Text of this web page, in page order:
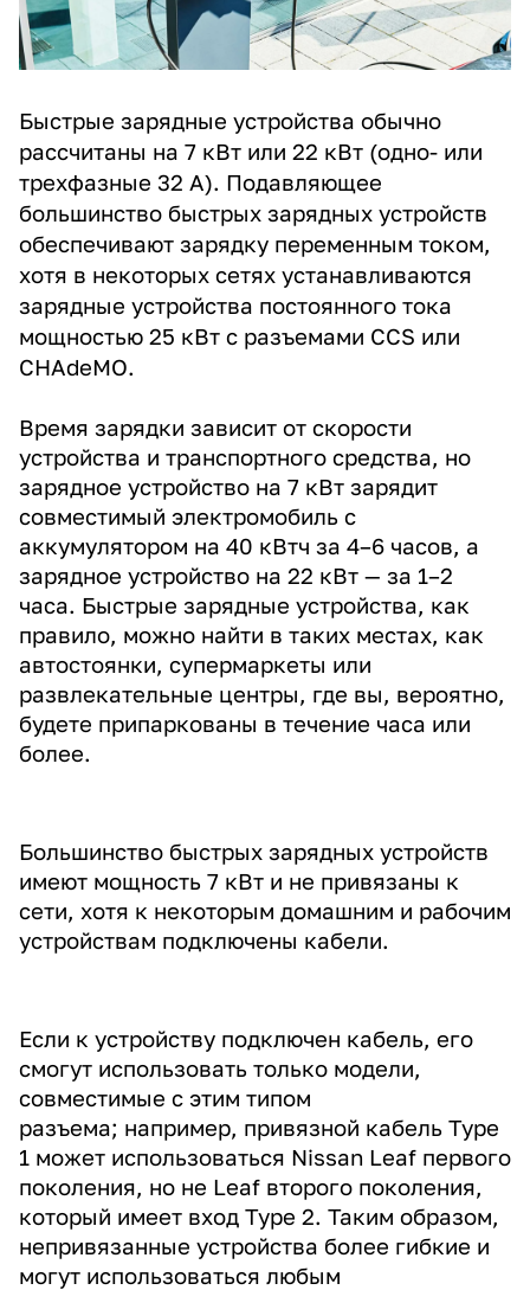
Быстрые зарядные устройства обычно
рассчитаны на 7 кВт или 22 кВт (одно- или
трехфазные 32 А). Подавляющее
большинство быстрых зарядных устройств
обеспечивают зарядку переменным током,
хотя в некоторых сетях устанавливаются
зарядные устройства постоянного тока
мощностью 25 кВт с разъемами CCS или
CHAdeMO.
Время зарядки зависит от скорости
устройства и транспортного средства, но
зарядное устройство на 7 кВт зарядит
совместимый электромобиль с
аккумулятором на 40 кВтч за 4–6 часов, а
зарядное устройство на 22 кВт — за 1–2
часа. Быстрые зарядные устройства, как
правило, можно найти в таких местах, как
автостоянки, супермаркеты или
развлекательные центры, где вы, вероятно,
будете припаркованы в течение часа или
более.
Большинство быстрых зарядных устройств
имеют мощность 7 кВт и не привязаны к
сети, хотя к некоторым домашним и рабочим
устройствам подключены кабели.
Если к устройству подключен кабель, его
смогут использовать только модели,
совместимые с этим типом
разъема; например, привязной кабель Type
1 может использоваться Nissan Leaf первого
поколения, но не Leaf второго поколения,
который имеет вход Type 2. Таким образом,
непривязанные устройства более гибкие и
могут использоваться любым